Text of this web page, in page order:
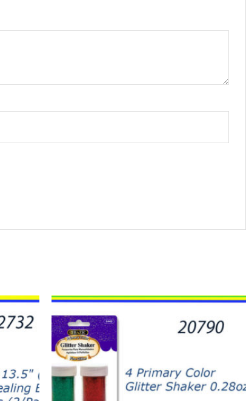
20790
-
4
PRIMARY
COLOR
GLITTER